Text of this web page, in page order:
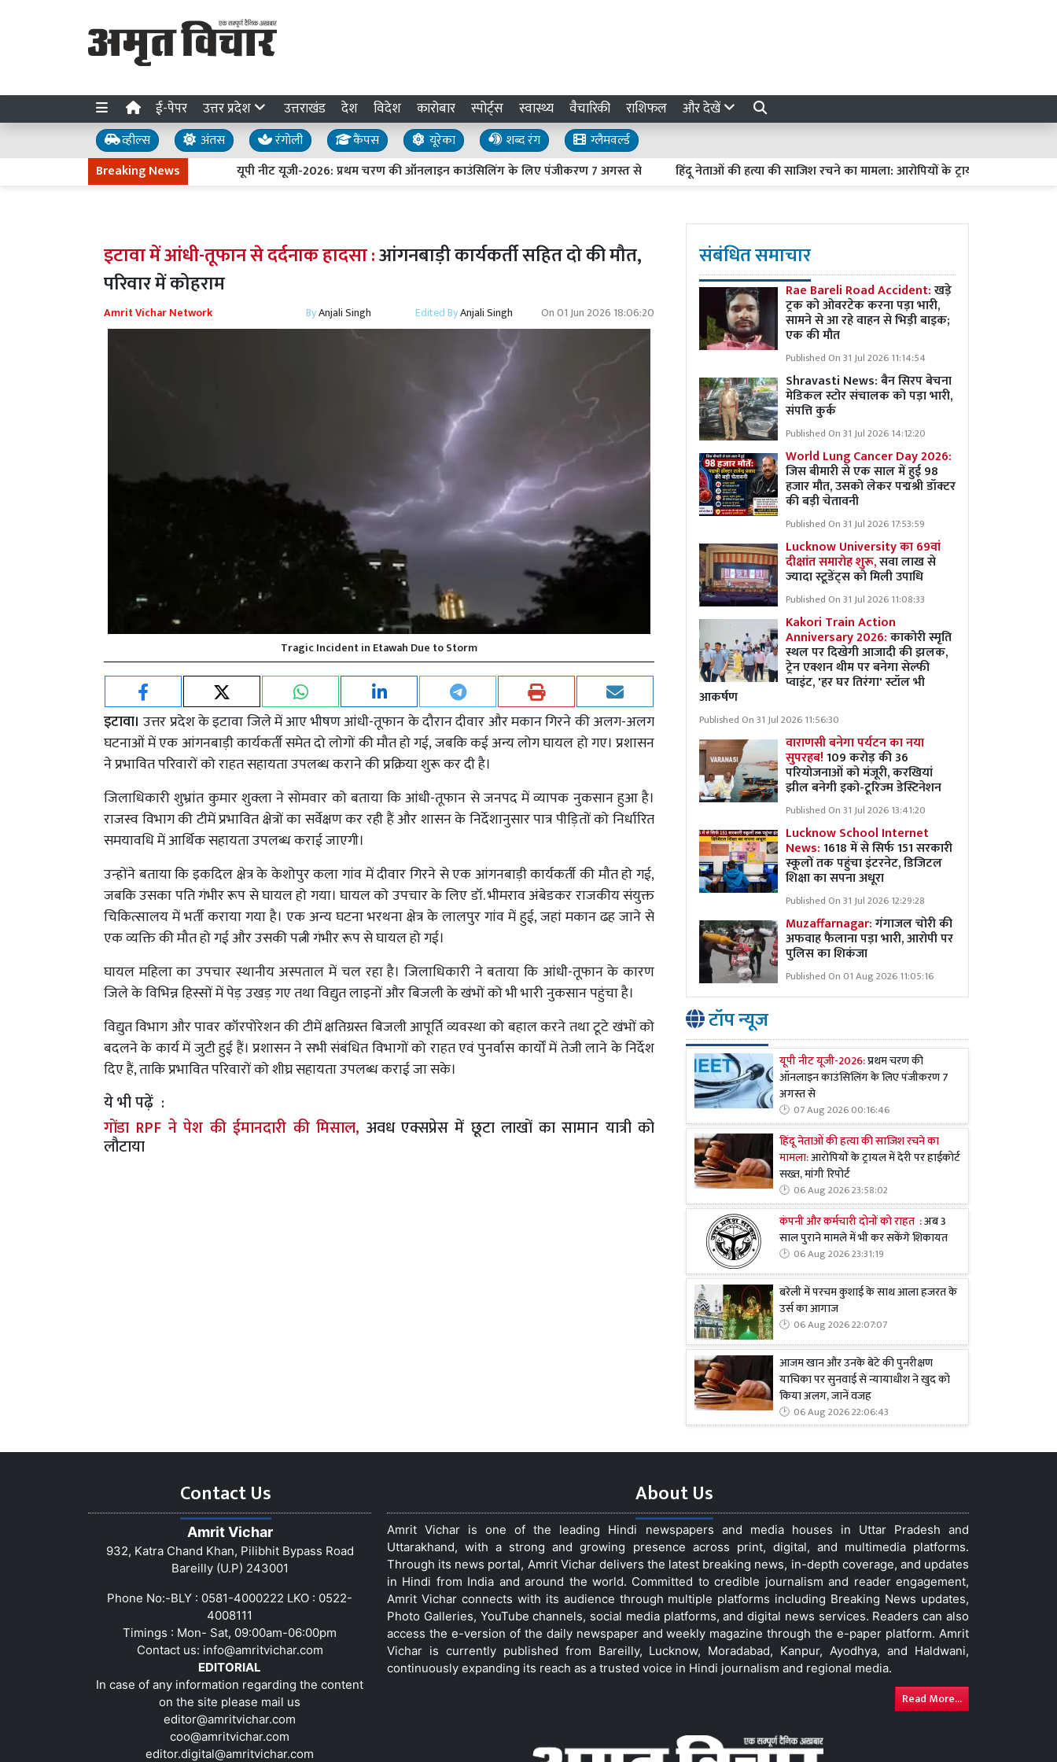
ई-पेपर उत्तर प्रदेश उत्तराखंड देश विदेश कारोबार स्पोर्ट्स स्वास्थ्य वैचारिकी राशिफल और देखें
व्हील्स अंतस रंगोली कैंपस यूरेका शब्द रंग
ग्लैमवर्ल्ड
Breaking News
यूपी नीट यूजी-2026: प्रथम चरण की ऑनलाइन काउंसिलिंग के लिए पंजीकरण 7 अगस्त से हिंदू नेताओं की हत्या की साजिश रचने का मामला: आरोपियों के ट्रायल में देरी पर हाईकोर्ट
इटावा में आंधी-तूफान से दर्दनाक हादसा :आंगनबाड़ी कार्यकर्ती सहित दो की मौत,
परिवार में कोहराम
Amrit Vichar Network ByAnjali Singh Edited ByAnjali Singh On01 Jun 2026 18:06:20
Tragic Incident in Etawah Due to Storm
इटावा।उत्तर प्रदेश के इटावा जिले में आए भीषण आंधी-तूफान के दौरान दीवार और मकान गिरने की अलग-अलग
घटनाओं में एक आंगनबाड़ी कार्यकर्ती समेत दो लोगों की मौत हो गई, जबकि कई अन्य लोग घायल हो गए। प्रशासन
ने प्रभावित परिवारों को राहत सहायता उपलब्ध कराने की प्रक्रिया शुरू कर दी है।
जिलाधिकारी शुभ्रांत कुमार शुक्ला ने सोमवार को बताया कि आंधी-तूफान से जनपद में व्यापक नुकसान हुआ है।
राजस्व विभाग की टीमें प्रभावित क्षेत्रों का सर्वेक्षण कर रही हैं और शासन के निर्देशानुसार पात्र पीड़ितों को निर्धारित
समयावधि में आर्थिक सहायता उपलब्ध कराई जाएगी।
उन्होंने बताया कि इकदिल क्षेत्र के केशोपुर कला गांव में दीवार गिरने से एक आंगनबाड़ी कार्यकर्ती की मौत हो गई,
जबकि उसका पति गंभीर रूप से घायल हो गया। घायल को उपचार के लिए डॉ. भीमराव अंबेडकर राजकीय संयुक्त
चिकित्सालय में भर्ती कराया गया है। एक अन्य घटना भरथना क्षेत्र के लालपुर गांव में हुई, जहां मकान ढह जाने से
एक व्यक्ति की मौत हो गई और उसकी पत्नी गंभीर रूप से घायल हो गई।
घायल महिला का उपचार स्थानीय अस्पताल में चल रहा है। जिलाधिकारी ने बताया कि आंधी-तूफान के कारण
जिले के विभिन्न हिस्सों में पेड़ उखड़ गए तथा विद्युत लाइनों और बिजली के खंभों को भी भारी नुकसान पहुंचा है।
विद्युत विभाग और पावर कॉरपोरेशन की टीमें क्षतिग्रस्त बिजली आपूर्ति व्यवस्था को बहाल करने तथा टूटे खंभों को
बदलने के कार्य में जुटी हुई हैं। प्रशासन ने सभी संबंधित विभागों को राहत एवं पुनर्वास कार्यों में तेजी लाने के निर्देश
दिए हैं, ताकि प्रभावित परिवारों को शीघ्र सहायता उपलब्ध कराई जा सके।
ये भी पढ़ें :
गोंडा RPF ने पेश की ईमानदारी की मिसाल, अवध एक्सप्रेस में छूटा लाखों का सामान यात्री को
लौटाया
संबंधित समाचार
Rae Bareli Road Accident:खड़े
ट्रक को ओवरटेक करना पड़ा भारी,
सामने से आ रहे वाहन से भिड़ी बाइक;
एक की मौत
Published On 31 Jul 2026 11:14:54
Shravasti News:बैन सिरप बेचना
मेडिकल स्टोर संचालक को पड़ा भारी,
संपत्ति कुर्क
Published On 31 Jul 2026 14:12:20
World Lung Cancer Day 2026:
जिस बीमारी से एक साल में हुई 98
हजार मौत, उसको लेकर पद्मश्री डॉक्टर
की बड़ी चेतावनी
Published On 31 Jul 2026 17:53:59
Lucknow University का 69वां
दीक्षांत समारोह शुरू,सवा लाख से
ज्यादा स्टूडेंट्स को मिली उपाधि
Published On 31 Jul 2026 11:08:33
Kakori Train Action
Anniversary 2026:काकोरी स्मृति
स्थल पर दिखेगी आजादी की झलक,
ट्रेन एक्शन थीम पर बनेगा सेल्फी
प्वाइंट, 'हर घर तिरंगा' स्टॉल भी
आकर्षण
Published On 31 Jul 2026 11:56:30
वाराणसी बनेगा पर्यटन का नया
सुपरहब!109 करोड़ की 36
परियोजनाओं को मंजूरी, करखियां
झील बनेगी इको-टूरिज्म डेस्टिनेशन
Published On 31 Jul 2026 13:41:20
Lucknow School Internet
News:1618 में से सिर्फ 151 सरकारी
स्कूलों तक पहुंचा इंटरनेट, डिजिटल
शिक्षा का सपना अधूरा
Published On 31 Jul 2026 12:29:28
Muzaffarnagar:गंगाजल चोरी की
अफवाह फैलाना पड़ा भारी, आरोपी पर
पुलिस का शिकंजा
Published On 01 Aug 2026 11:05:16
टॉप न्यूज
यूपी नीट यूजी-2026:प्रथम चरण की
ऑनलाइन काउंसिलिंग के लिए पंजीकरण 7
अगस्त से
07 Aug 2026 00:16:46
हिंदू नेताओं की हत्या की साजिश रचने का
मामला:आरोपियों के ट्रायल में देरी पर हाईकोर्ट
सख्त, मांगी रिपोर्ट
06 Aug 2026 23:58:02
कंपनी और कर्मचारी दोनों को राहत :अब 3
साल पुराने मामले में भी कर सकेंगे शिकायत
06 Aug 2026 23:31:19
बरेली में परचम कुशाई के साथ आला हजरत के
उर्स का आगाज
06 Aug 2026 22:07:07
आजम खान और उनके बेटे की पुनरीक्षण
याचिका पर सुनवाई से न्यायाधीश ने खुद को
किया अलग, जानें वजह
06 Aug 2026 22:06:43
Contact Us
Amrit Vichar
932, Katra Chand Khan, Pilibhit Bypass Road
Bareilly (U.P) 243001
Phone No:-BLY : 0581-4000222 LKO : 0522-
4008111
Timings : Mon- Sat, 09:00am-06:00pm
Contact us: info@amritvichar.com
EDITORIAL
In case of any information regarding the content
on the site please mail us
editor@amritvichar.com
coo@amritvichar.com
editor.digital@amritvichar.com
About Us
Amrit Vichar is one of the leading Hindi newspapers and media houses in Uttar Pradesh and
Uttarakhand, with a strong and growing presence across print, digital, and multimedia platforms.
Through its news portal, Amrit Vichar delivers the latest breaking news, in-depth coverage, and updates
in Hindi from India and around the world. Committed to credible journalism and reader engagement,
Amrit Vichar connects with its audience through multiple platforms including Breaking News updates,
Photo Galleries, YouTube channels, social media platforms, and digital news services. Readers can also
access the e-version of the daily newspaper and weekly magazine through the e-paper platform. Amrit
Vichar is currently published from Bareilly, Lucknow, Moradabad, Kanpur, Ayodhya, and Haldwani,
continuously expanding its reach as a trusted voice in Hindi journalism and regional media.
Read More...